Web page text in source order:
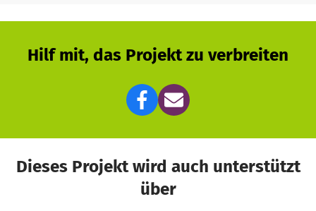
Hilf mit, das Projekt zu verbreiten
Dieses Projekt wird auch unterstützt
über